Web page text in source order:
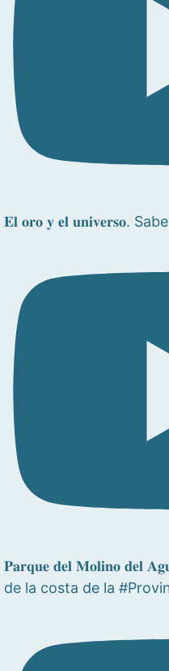
𝐄𝐥 𝐨𝐫𝐨 𝐲 𝐞𝐥 𝐮𝐧𝐢𝐯𝐞𝐫𝐬𝐨.
𝐏𝐚𝐫𝐪𝐮𝐞 𝐝𝐞𝐥 𝐌𝐨𝐥𝐢𝐧𝐨 𝐝𝐞𝐥
de la costa de la